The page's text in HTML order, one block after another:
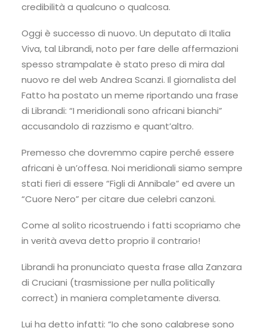
credibilità a qualcuno o qualcosa.
Oggi è successo di nuovo. Un deputato di Italia
Viva, tal Librandi, noto per fare delle affermazioni
spesso strampalate è stato preso di mira dal
nuovo re del web Andrea Scanzi. Il giornalista del
Fatto ha postato un meme riportando una frase
di Librandi: “I meridionali sono africani bianchi”
accusandolo di razzismo e quant’altro.
Premesso che dovremmo capire perché essere
africani è un’offesa. Noi meridionali siamo sempre
stati fieri di essere “Figli di Annibale” ed avere un
“Cuore Nero” per citare due celebri canzoni.
Come al solito ricostruendo i fatti scopriamo che
in verità aveva detto proprio il contrario!
Librandi ha pronunciato questa frase alla Zanzara
di Cruciani (trasmissione per nulla politically
correct) in maniera completamente diversa.
Lui ha detto infatti: “Io che sono calabrese sono